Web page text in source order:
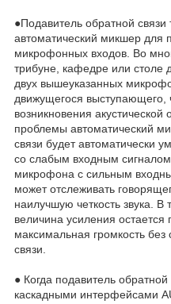
●Подавитель обратной
автоматический микшер для
микрофонных входов. Во
трибуне, кафедре или столе
двух вышеуказанных
движущегося выступающего,
возникновения акустической
проблемы автоматический
связи будет автоматически
со слабым входным
микрофона с сильным
может отслеживать
наилучшую четкость звука.
величина усиления
максимальная громкость без
связи.
● Когда подавитель
каскадными интерфейсами